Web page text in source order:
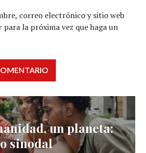
correo electrónico y sitio web
para la próxima vez que haga un
un planeta:
sinodal